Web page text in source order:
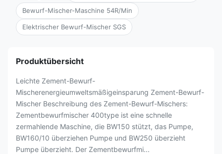
Bewurf-Mischer-Maschine 54R/Min
Elektrischer Bewurf-Mischer SGS
Produktübersicht
Leichte Zement-Bewurf-
Mischerenergieumweltsmäßigeinsparung Zement-Bewurf-
Mischer Beschreibung des Zement-Bewurf-Mischers:
Zementbewurfmischer 400type ist eine schnelle
zermahlende Maschine, die BW150 stützt, das Pumpe,
BW160/10 überziehen Pumpe und BW250 überzieht
Pumpe überzieht. Der Zementbewurfmi...